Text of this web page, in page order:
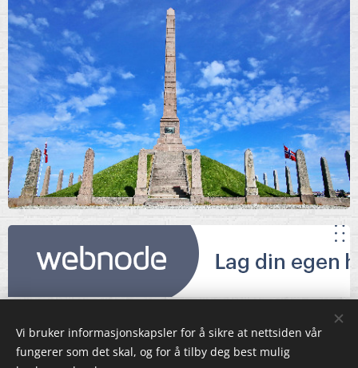
Vi bruker informasjonskapsler for å sikre at nettsiden vår
fungerer som det skal, og for å tilby deg best mulig